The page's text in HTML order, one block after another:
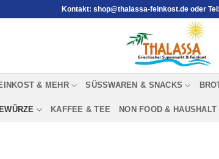
Kontakt: shop@thalassa-feinkost.de oder
& MEHR SÜSSWAREN & SNACKS
KAFFEE & TEE NON FOOD & HAUSHALT